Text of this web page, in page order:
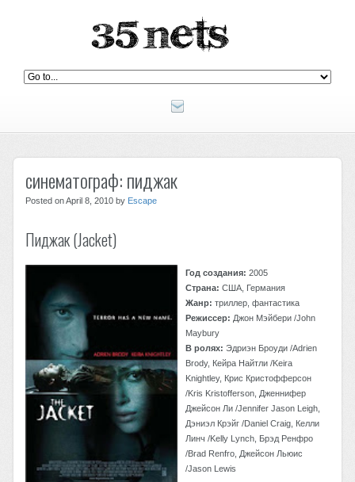
синематограф: пиджак
Posted on April 8, 2010 by Escape
Пиджак (Jacket)
Год создания: 2005
Страна: США, Германия
Жанр: триллер, фантастика
Режиссер: Джон Мэйбери /John
Maybury
В ролях: Эдриэн Броуди /Adrien
Brody, Кейра Найтли /Keira
Knightley, Крис Кристофферсон
/Kris Kristofferson, Дженнифер
Джейсон Ли /Jennifer Jason Leigh,
Дэниэл Крэйг /Daniel Craig, Келли
Линч /Kelly Lynch, Брэд Ренфро
/Brad Renfro, Джейсон Льюис
/Jason Lewis